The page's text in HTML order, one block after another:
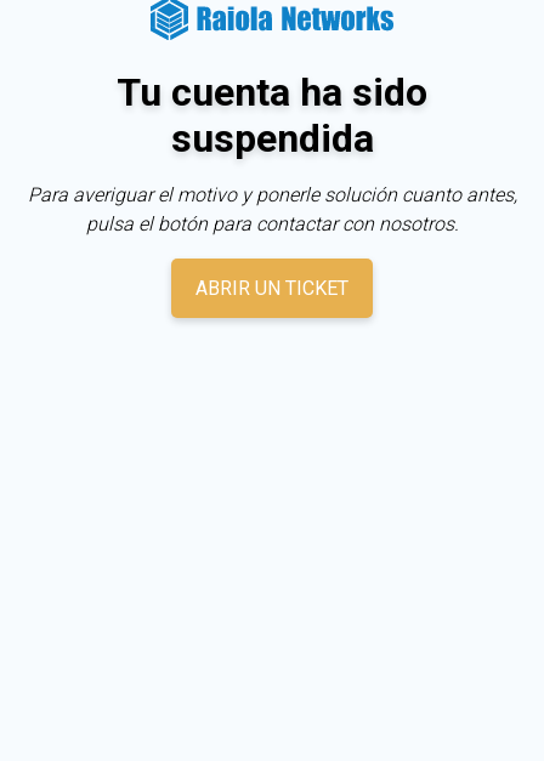
Tu cuenta ha sido
suspendida
Para averiguar el motivo y ponerle solución cuanto antes,
pulsa el botón para contactar con nosotros.
ABRIR UN TICKET